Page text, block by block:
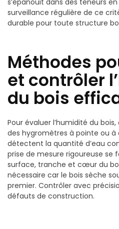
s’épanouit dans des teneurs
surveillance régulière de ce
durable pour toute structure
Méthodes
et contrôler
du bois
Pour évaluer l’humidité du
des hygromètres à pointe ou à
détectent la quantité d’eau
prise de mesure rigoureuse se
surface, tranche et cœur du
nécessaire car le bois sèche
premier. Contrôler avec
défauts de construction.